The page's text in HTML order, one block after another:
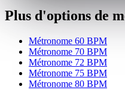
Plus d'options de
Métronome 60 BPM
Métronome 70 BPM
Métronome 72 BPM
Métronome 75 BPM
Métronome 80 BPM